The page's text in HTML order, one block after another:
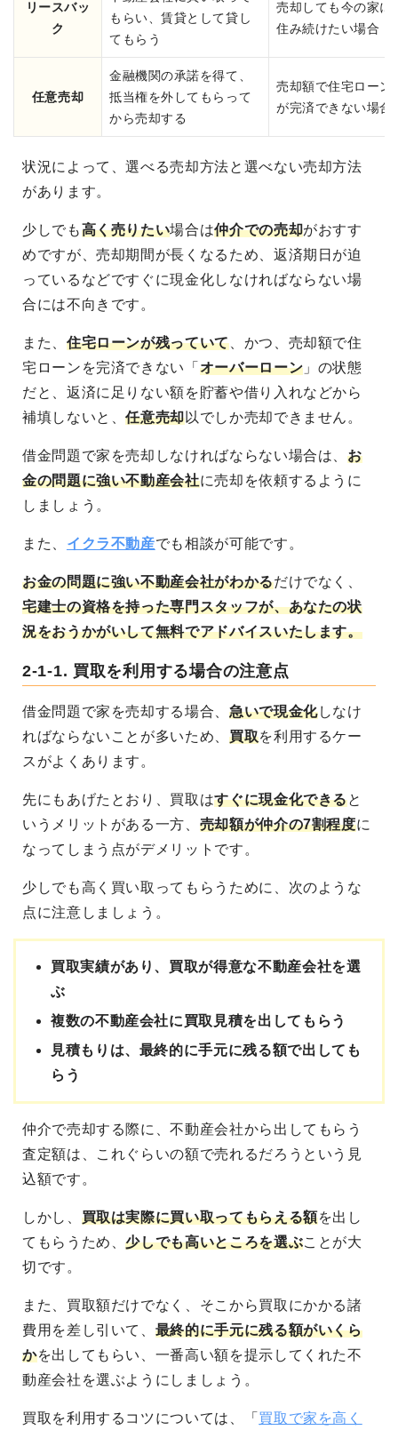
リースバッ
ク
もらい、賃貸として貸し
てもらう
売却しても今の家に
住み続けたい場合
任意売却
金融機関の承諾を得て、
抵当権を外してもらって
から売却する
売却額で住宅ローン
が完済できない場合
状況によって、選べる売却方法と選べない売却方法
があります。
少しでも高く売りたい場合は仲介での売却がおすす
めですが、売却期間が長くなるため、返済期日が迫
っているなどですぐに現金化しなければならない場
合には不向きです。
また、 住宅ローンが残っていて、かつ、売却額で住
宅ローンを完済できない「 オーバーローン 」の状態
だと、返済に足りない額を貯蓄や借り入れなどから
補填しないと、任意売却以でしか売却できません。
借金問題で家を売却しなければならない場合は、お
金の問題に強い不動産会社に売却を依頼するように
しましょう。
また、 イクラ不動産でも相談が可能です。
お金の問題に強い不動産会社がわかるだけでなく、
宅建士の資格を持った専門スタッフが、あなたの状
況をおうかがいして無料でアドバイスいたします。
2-1-1. 買取を利用する場合の注意点
借金問題で家を売却する場合、 急いで現金化しなけ
ればならないことが多いため、 買取を利用するケー
スがよくあります。
先にもあげたとおり、買取はすぐに現金化できると
いうメリットがある一方、 売却額が仲介の7割程度に
なってしまう点がデメリットです。
少しでも高く買い取ってもらうために、次のような
点に注意しましょう。
買取実績があり、買取が得意な不動産会社を選
ぶ
複数の不動産会社に買取見積を出してもらう
見積もりは、最終的に手元に残る額で出しても
らう
仲介で売却する際に、不動産会社から出してもらう
査定額は、これぐらいの額で売れるだろうという見
込額です。
しかし、 買取は実際に買い取ってもらえる額を出し
てもらうため、少しでも高いところを選ぶことが大
切です。
また、買取額だけでなく、そこから買取にかかる諸
費用を差し引いて、 最終的に手元に残る額がいくら
かを出してもらい、一番高い額を提示してくれた不
動産会社を選ぶようにしましょう。
買取を利用するコツについては、「 買取で家を高く